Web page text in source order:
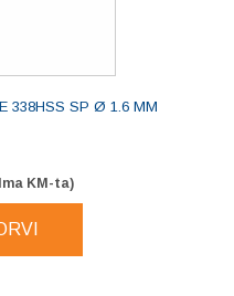
338HSS SP Ø 1.6 MM
KM-ta)